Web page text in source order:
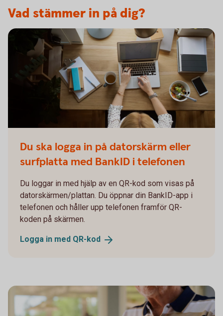
Vad stämmer in på dig?
Du ska logga in på datorskärm eller
surfplatta med BankID i telefonen
Du loggar in med hjälp av en QR-kod som visas på
datorskärmen/plattan. Du öppnar din BankID-app i
telefonen och håller upp telefonen framför QR-
koden på skärmen.
Logga in med QR-kod